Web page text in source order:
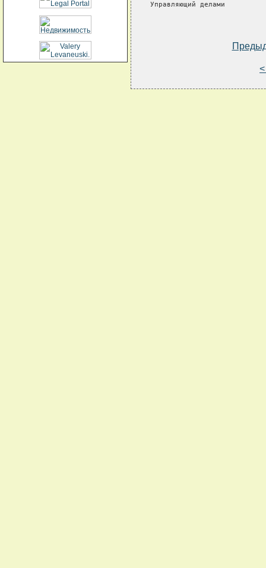
Управляющий делами